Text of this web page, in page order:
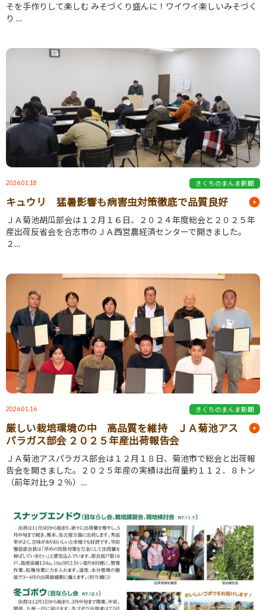
そを手作りして楽しむ みそづくり盛んに！ワイワイ楽しいみそづく
り …
2026.01.18 きくちのまんま新聞
キュウリ 猛暑影響も病害虫対策徹底で品質良好
ＪＡ菊池胡瓜部会は１２月１６日、２０２４年度総会と２０２５年
産出荷反省会を合志市のＪＡ西営農経済センターで開きました。
２…
2026.01.16 きくちのまんま新聞
厳しい栽培環境の中 高品質を維持 ＪＡ菊池アス
パラガス部会 ２０２５年産出荷報告会
ＪＡ菊池アスパラガス部会は１２月１８日、菊池市で総会と出荷報
告会を開きました。２０２５年産の実績は出荷量約１１２．８トン
（前年対比９２％）…